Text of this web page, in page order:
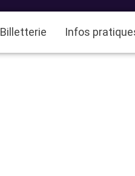
Billetterie Infos